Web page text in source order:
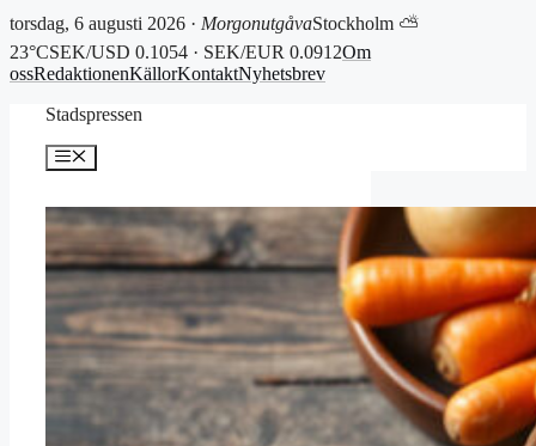
torsdag, 6 augusti 2026 · MorgonutgåvaStockholm ⛅
23°CSEK/USD 0.1054 · SEK/EUR 0.0912Om
ossRedaktionenKällorKontaktNyhetsbrev
Stadspressen
Meny